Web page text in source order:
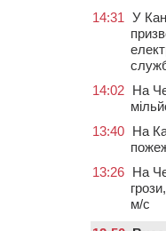
14:31 У
14:02 На
13:40 На
13:26 На
м/с